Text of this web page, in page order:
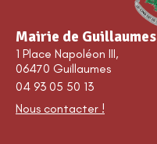
Mairie de Guillaumes
1 Place Napoléon III,
06470 Guillaumes
04 93 05 50 13
Nous contacter !